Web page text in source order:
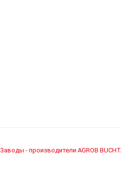
Заводы - производители›AGROB